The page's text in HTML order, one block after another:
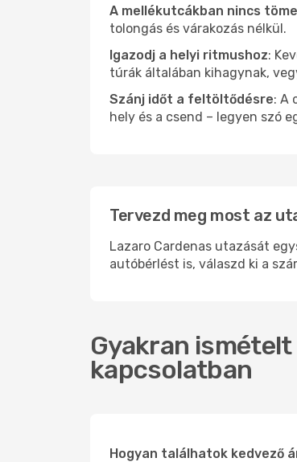
A mellékutcákban nincs
tolongás és várakozás nélkül.
Igazodj a helyi ritmushoz:
túrák általában kihagynak,
Szánj időt a feltöltődésre: A
hely és a csend – legyen szó
Tervezd meg most az
Lazaro Cardenas utazását
autóbérlést is, válaszd ki a
Gyakran
kapcsolatban
Hogyan találhatok kedvező